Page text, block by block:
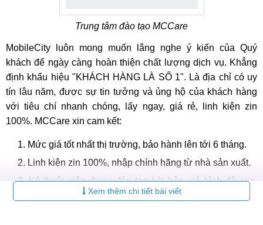
Trung tâm đào tạo MCCare
MobileCity luôn mong muốn lắng nghe ý kiến của Quý
khách để ngày càng hoàn thiện chất lượng dịch vụ. Khẳng
định khẩu hiệu "KHÁCH HÀNG LÀ SỐ 1". Là địa chỉ có uy
tín lâu năm, được sự tin tưởng và ủng hộ của khách hàng
với tiêu chí nhanh chóng, lấy ngay, giá rẻ, linh kiện zin
100%. MCCare xin cam kết:
Mức giá tốt nhất thị trường, bảo hành lên tới 6 tháng.
Linh kiện zin 100%, nhập chính hãng từ nhà sản xuất.
Kỹ thuật viên được đào tạo bài bản, có trình độ cao,
kinh nghiệm làm việc lâu năm.
Xem thêm chi tiết bài viết